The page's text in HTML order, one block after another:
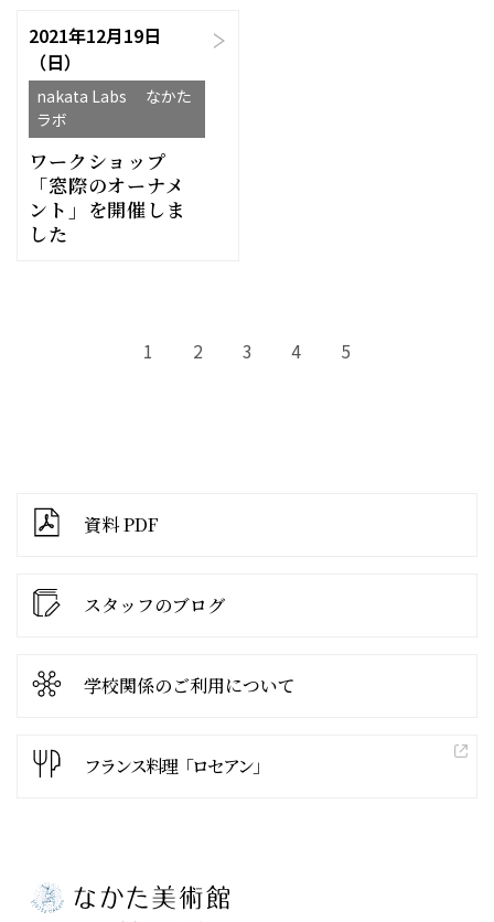
2021年12月19日
（日）
nakata Labs なかた
ラボ
ワークショップ
「窓際のオーナメ
ント」を開催しま
した
1 2 3 4 5
資料 PDF
スタッフのブログ
学校関係のご利用について
フランス料理「ロセアン」